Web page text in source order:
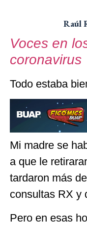
Raúl
Voces en
coronavirus
Todo estaba
Mi madre se
a que le
tardaron más
consultas RX y
Pero en esas